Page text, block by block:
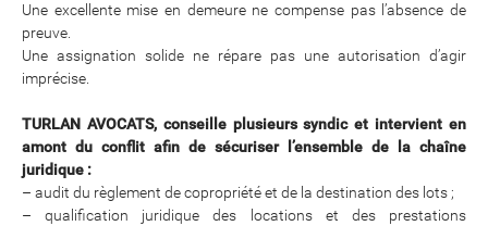
Une excellente mise en demeure ne compense pas l’absence de
preuve.
Une assignation solide ne répare pas une autorisation d’agir
imprécise.
TURLAN AVOCATS, conseille plusieurs syndic et intervient en
amont du conflit afin de sécuriser l’ensemble de la chaîne
juridique :
– audit du règlement de copropriété et de la destination des lots ;
– qualification juridique des locations et des prestations